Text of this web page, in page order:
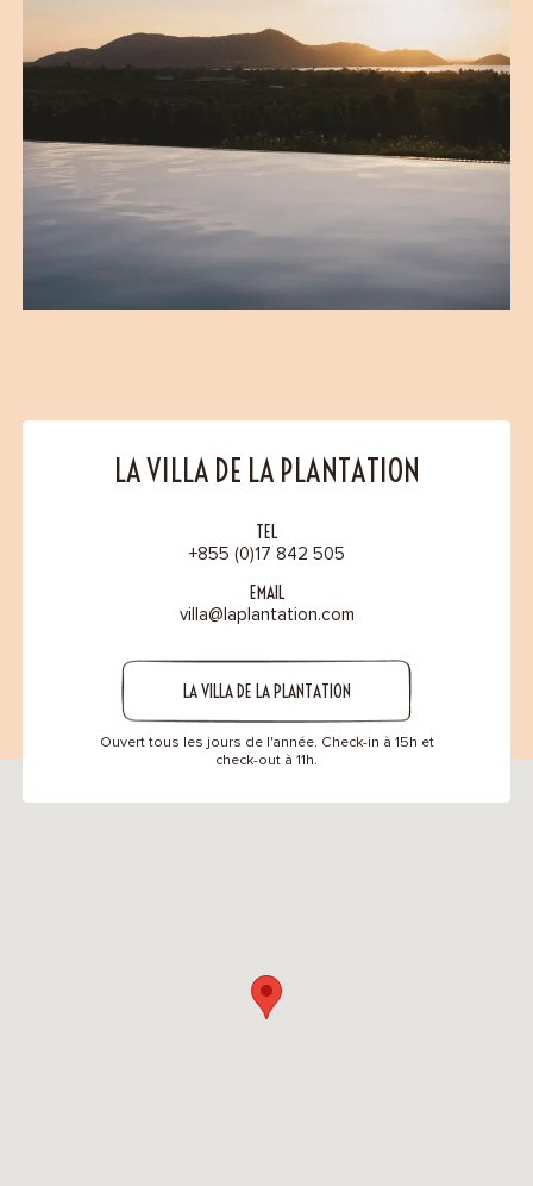
LA VILLA DE LA PLANTATION
TEL
+855 (0)17 842 505
EMAIL
villa@laplantation.com
LA VILLA DE LA PLANTATION
Ouvert tous les jours de l'année. Check-in à 15h et
check-out à 11h.